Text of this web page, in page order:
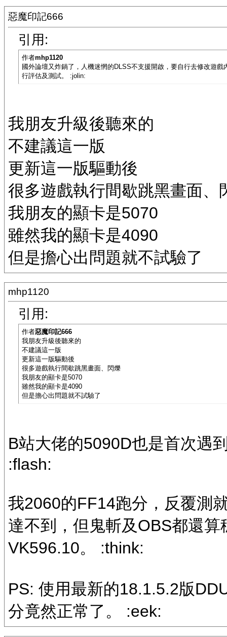
惡魔印記666
引用:
作者mhp1120
國外論壇又炸鍋了，人機迷惘的DLSS不支援開啟，要自行去修改遊
行評估及測試。 :jolin:
我朋友升級後聽來的
不建議這一版
更新這一版驅動後
很多遊戲執行間歇跳黑畫面、
我朋友的顯卡是5070
雖然我的顯卡是4090
但是擔心出問題就不試驗了
mhp1120
引用:
作者惡魔印記666
我朋友升級後聽來的
不建議這一版
更新這一版驅動後
很多遊戲執行間歇跳黑畫面、閃爍
我朋友的顯卡是5070
雖然我的顯卡是4090
但是擔心出問題就不試驗了
B站大佬的5090D也是首次遇
:flash:
我2060的FF14跑分，反覆測
達不到，但鬼斬及OBS都還
VK596.10。 :think:
PS: 使用最新的18.1.5.2版
分竟然正常了。 :eek: